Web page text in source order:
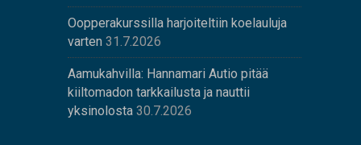
Oopperakurssilla harjoiteltiin koelauluja
varten 31.7.2026
Aamukahvilla: Hannamari Autio pitää
kiiltomadon tarkkailusta ja nauttii
yksinolosta 30.7.2026